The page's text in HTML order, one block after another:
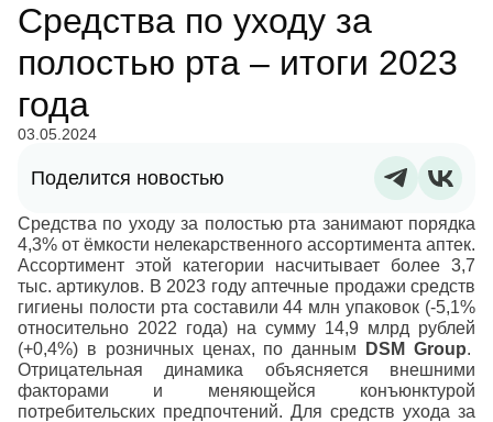
Средства по уходу за
полостью рта – итоги 2023
года
03.05.2024
Поделится новостью
Средства по уходу за полостью рта занимают порядка
4,3% от ёмкости нелекарственного ассортимента аптек.
Ассортимент этой категории насчитывает более 3,7
тыс. артикулов. В 2023 году аптечные продажи средств
гигиены полости рта составили 44 млн упаковок (-5,1%
относительно 2022 года) на сумму 14,9 млрд рублей
(+0,4%) в розничных ценах, по данным
DSM Group.
Отрицательная динамика объясняется внешними
факторами и меняющейся конъюнктурой
потребительских предпочтений. Для средств ухода за